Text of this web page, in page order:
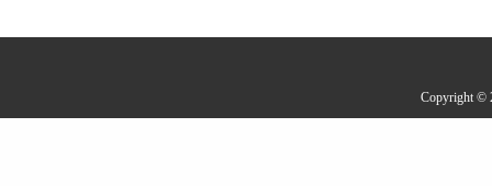
Copyright ©